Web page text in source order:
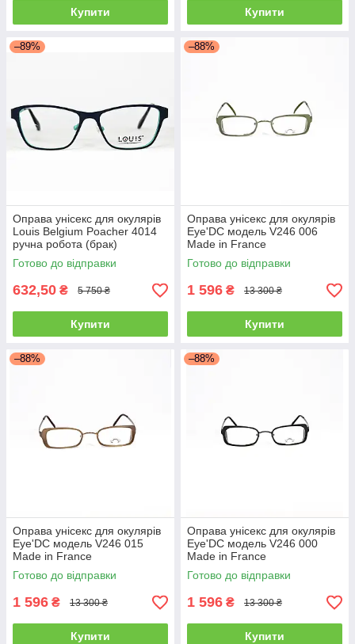
Купити Купити
–89%
Оправа унісекс для окулярів
Louis Belgium Poacher 4014
ручна робота (брак)
Готово до відправки
632,50 ₴ 5 750 ₴
Купити
–88%
Оправа унісекс для окулярів
Eye'DC модель V246 006
Made in France
Готово до відправки
1 596 ₴ 13 300 ₴
Купити
–88%
Оправа унісекс для окулярів
Eye'DC модель V246 015
Made in France
Готово до відправки
1 596 ₴ 13 300 ₴
Купити
–88%
Оправа унісекс для окулярів
Eye'DC модель V246 000
Made in France
Готово до відправки
1 596 ₴ 13 300 ₴
Купити